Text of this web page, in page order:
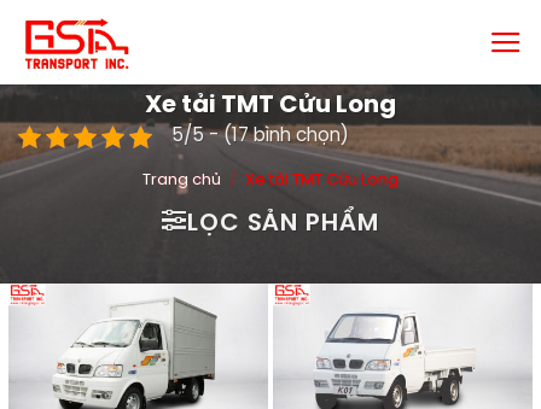
đến
nội
Xe tải TMT Cửu Long
5/5 - (17 bình chọn)
Trang chủ / Xe tải TMT Cửu Long
LỌC SẢN PHẨM